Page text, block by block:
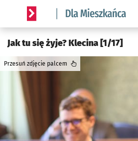
Serwis informacyjny wroclaw.pl
Jak tu się żyje? Klecina [1/17]
Przesuń zdjęcie palcem